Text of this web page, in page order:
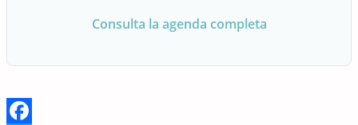
Consulta la agenda completa